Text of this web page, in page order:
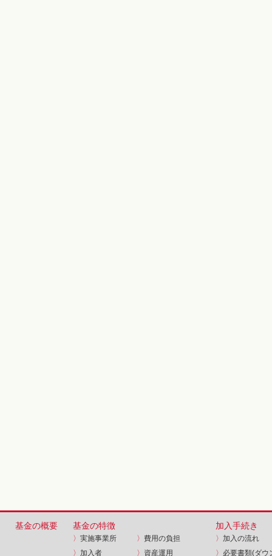
基金の概要 基金の特徴
〉 実施事業所 〉 費用の負担
〉 加入者 〉 資産運用
加入手続き
〉 加入の流れ
〉 必要書類(ダウ